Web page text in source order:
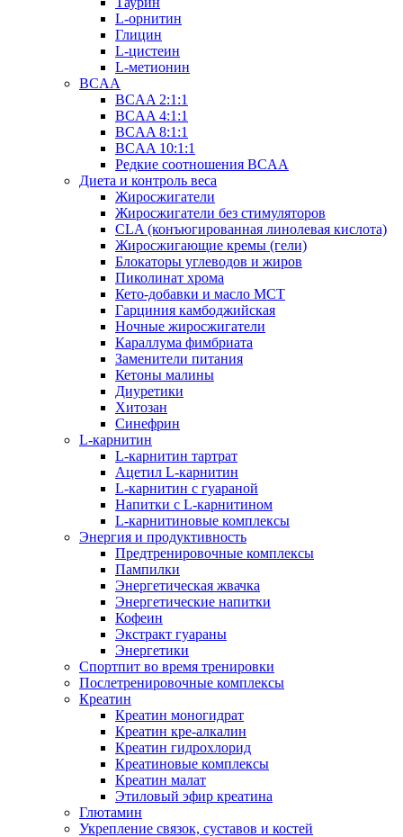
L-орнитин
Глицин
L-цистеин
L-метионин
BCAA
BCAA 2:1:1
BCAA 4:1:1
BCAA 8:1:1
BCAA 10:1:1
Редкие соотношения BCAA
Диета и контроль веса
Жиросжигатели
Жиросжигатели без стимуляторов
CLA (конъюгированная линолевая кислота)
Жиросжигающие кремы (гели)
Блокаторы углеводов и жиров
Пиколинат хрома
Кето-добавки и масло МСТ
Гарциния камбоджийская
Ночные жиросжигатели
Караллума фимбриата
Заменители питания
Кетоны малины
Диуретики
Хитозан
Синефрин
L-карнитин
L-карнитин тартрат
Ацетил L-карнитин
L-карнитин с гуараной
Напитки c L-карнитином
L-карнитиновые комплексы
Энергия и продуктивность
Предтренировочные комплексы
Пампилки
Энергетическая жвачка
Энергетические напитки
Кофеин
Экстракт гуараны
Энергетики
Спортпит во время тренировки
Послетренировочные комплексы
Креатин
Креатин моногидрат
Креатин кре-алкалин
Креатин гидрохлорид
Креатиновые комплексы
Креатин малат
Этиловый эфир креатина
Глютамин
Укрепление связок, суставов и костей